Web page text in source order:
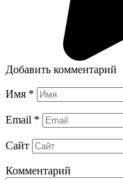
Добавить комментарий
Имя *
Email *
Сайт
Комментарий